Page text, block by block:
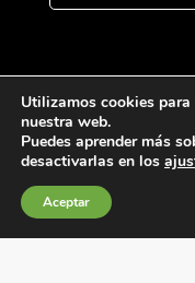
Utilizamos cookies
nuestra web.
Puedes aprender más
desactivarlas en los
Aceptar